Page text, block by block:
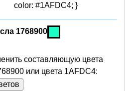
color: #1AFDC4; }
1768900
составляющую цвета
или цвета 1AFDC4: